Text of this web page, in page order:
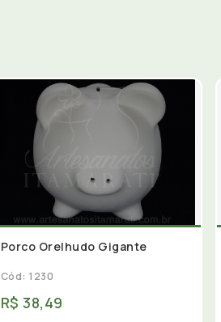
Porco Orelhudo Gigante
Cód: 1230
R$ 38,49